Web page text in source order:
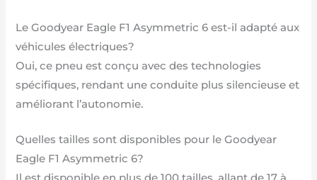
Le Goodyear Eagle F1 Asymmetric 6 est-il adapté aux
véhicules électriques?
Oui, ce pneu est conçu avec des technologies
spécifiques, rendant une conduite plus silencieuse et
améliorant l’autonomie.
Quelles tailles sont disponibles pour le Goodyear
Eagle F1 Asymmetric 6?